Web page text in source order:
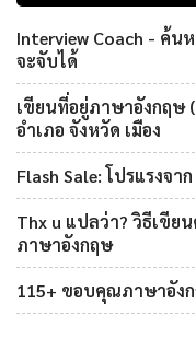
Interview Coach - ค้
จะจับได้
เขียนที่อยู่ภาษาอังกฤษ
อำเภอ จังหวัด เมือง
Flash Sale: โปรแรงจา
Thx u แปลว่า? วิธีเขีย
ภาษาอังกฤษ
115+ ขอบคุณภาษาอัง